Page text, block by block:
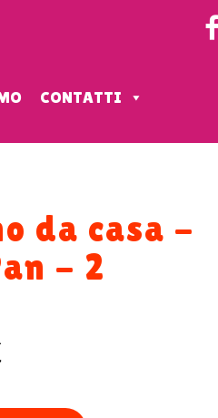
CONTATTI
da casa -
- 2